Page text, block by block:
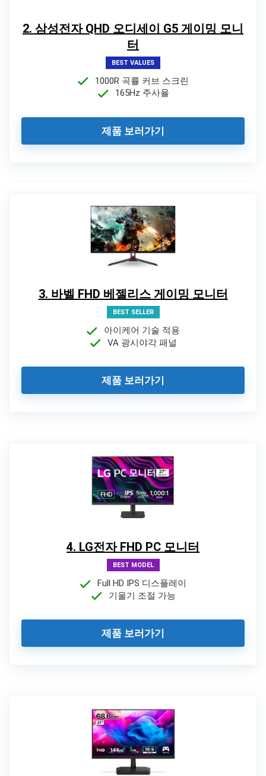
2. 삼성전자 QHD 오디세이 G5 게이밍 모니
터
BEST VALUES
1000R 곡률 커브 스크린
165Hz 주사율
제품 보러가기
3. 바벨 FHD 베젤리스 게이밍 모니터
BEST SELLER
아이케어 기술 적용
VA 광시야각 패널
제품 보러가기
4. LG전자 FHD PC 모니터
BEST MODEL
Full HD IPS 디스플레이
기울기 조절 가능
제품 보러가기